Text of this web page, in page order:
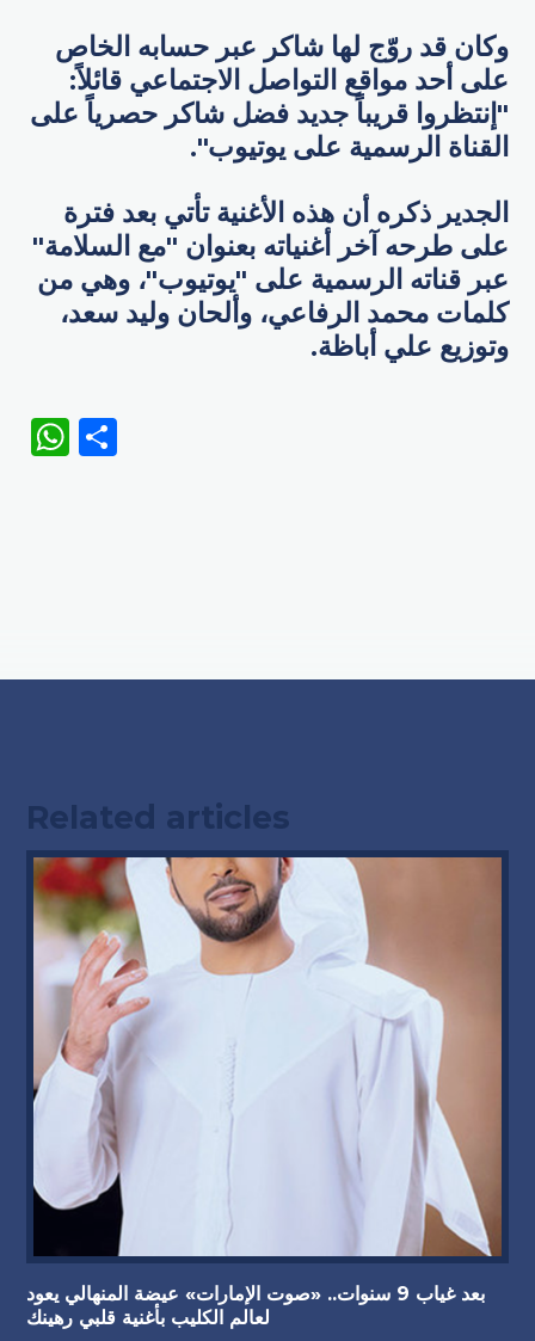
وكان قد روّج لها شاكر عبر حسابه الخاص
على أحد مواقع التواصل الاجتماعي قائلاً:
"إنتظروا قريباً جديد فضل شاكر حصرياً على
القناة الرسمية على يوتيوب".
الجدير ذكره أن هذه الأغنية تأتي بعد فترة
على طرحه آخر أغنياته بعنوان "مع السلامة"
عبر قناته الرسمية على "يوتيوب"، وهي من
كلمات محمد الرفاعي، وألحان وليد سعد،
وتوزيع علي أباظة.
WhatsApp
Related articles
بعد غياب 9 سنوات.. «صوت الإمارات» عيضة المنهالي يعود
لعالم الكليب بأغنية قلبي رهينك